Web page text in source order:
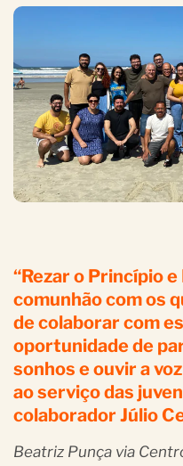
“Rezar o Princípio
comunhão com os
de colaborar com
oportunidade de
sonhos e ouvir a
ao serviço das
colaborador Júlio
Beatriz Punça via